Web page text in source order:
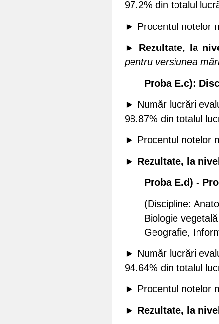
97.2% din totalul
► Procentul notelor
► Rezultate, la
pentru versiunea
Proba E.c):
► Număr lucrări
98.87% din totalul
► Procentul notelor
► Rezultate, la
Proba E.d) -
(Discipline:
Biologie
Geografie,
► Număr lucrări
94.64% din totalul
► Procentul notelor
► Rezultate, la